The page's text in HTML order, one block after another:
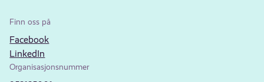
Finn oss på
Facebook
LinkedIn
Organisasjonsnummer